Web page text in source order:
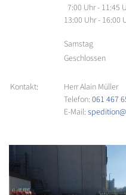
7:00 Uhr - 11:45
13:00 Uhr - 16:00
Samstag
Geschlossen
Kontakt:
Herr Alain Müller
Telefon: 061 467
E-Mail: